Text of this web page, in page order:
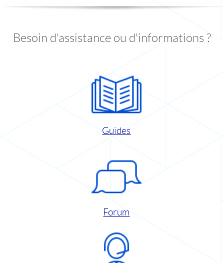
Besoin d'assistance ou d'informations ?
Guides
Forum